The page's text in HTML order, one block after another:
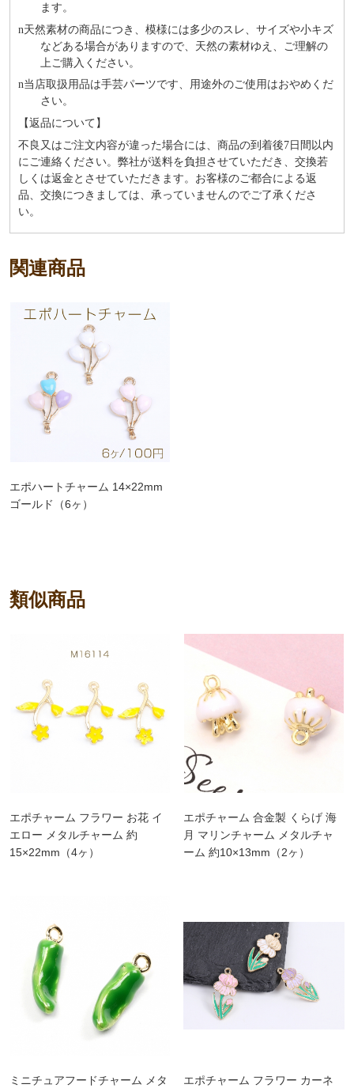
ます。
n天然素材の商品につき、模様には多少のスレ、サイズや小キズ
などある場合がありますので、天然の素材ゆえ、ご理解の
上ご購入ください。
n当店取扱用品は⼿芸パーツです、⽤途外のご使⽤はおやめくだ
さい。
【返品について】
不良又はご注文内容が違った場合には、商品の到着後7日間以内
にご連絡ください。弊社が送料を負担させていただき、交換若
しくは返金とさせていただきます。お客様のご都合による返
品、交換につきましては、承っていませんのでご了承くださ
い。
関連商品
エポハートチャーム 14×22mm
ゴールド（6ヶ）
類似商品
エポチャーム フラワー お花 イ
エロー メタルチャーム 約
15×22mm（4ヶ）
エポチャーム 合金製 くらげ 海
月 マリンチャーム メタルチャ
ーム 約10×13mm（2ヶ）
ミニチュアフードチャーム メタ
エポチャーム フラワー カーネ